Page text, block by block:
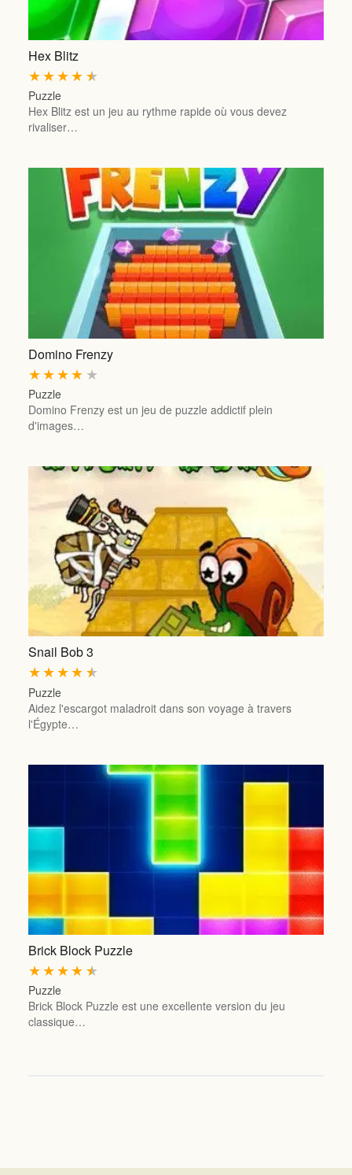
Hex Blitz
★
★
★
★
★
Puzzle
Hex Blitz est un jeu au rythme rapide où vous devez
rivaliser…
Domino Frenzy
★
★
★
★
★
Puzzle
Domino Frenzy est un jeu de puzzle addictif plein
d'images…
Snail Bob 3
★
★
★
★
★
Puzzle
Aidez l'escargot maladroit dans son voyage à travers
l'Égypte…
Brick Block Puzzle
★
★
★
★
★
Puzzle
Brick Block Puzzle est une excellente version du jeu
classique…